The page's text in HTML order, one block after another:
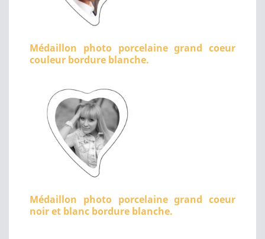
Médaillon photo porcelaine grand coeur
couleur bordure blanche.
Médaillon photo porcelaine grand coeur
noir et blanc bordure blanche.